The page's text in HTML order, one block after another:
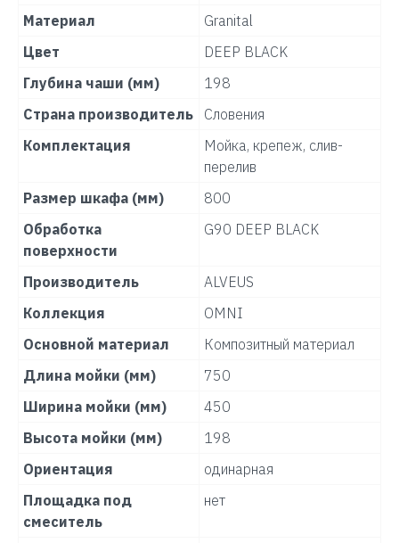
Материал
Granital
Цвет
DEEP BLACK
Глубина чаши (мм)
198
Страна производитель
Словения
Комплектация
Мойка, крепеж, слив-
перелив
Размер шкафа (мм)
800
Обработка
поверхности
G90 DEEP BLACK
Производитель
ALVEUS
Коллекция
OMNI
Основной материал
Композитный материал
Длина мойки (мм)
750
Ширина мойки (мм)
450
Высота мойки (мм)
198
Ориентация
одинарная
Площадка под
смеситель
нет